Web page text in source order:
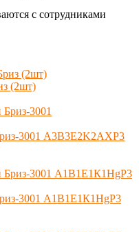
с сотрудниками
(2шт)
3001 А3В3Е2K2AXР3
3001 А1В1Е1К1HgР3